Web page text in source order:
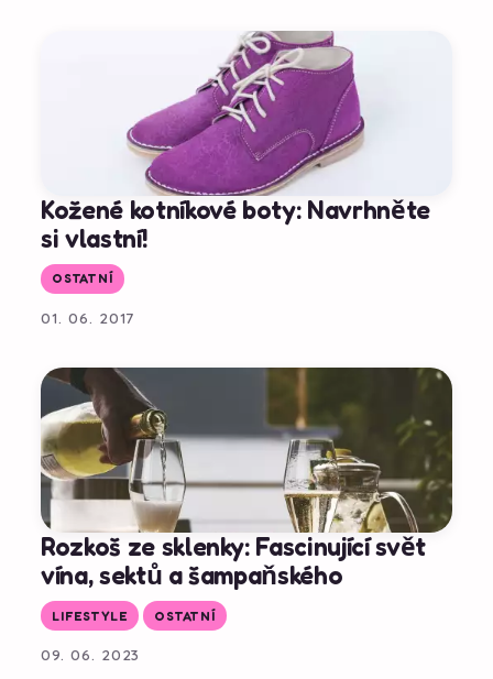
Kožené kotníkové boty: Navrhněte
si vlastní!
OSTATNÍ
01. 06. 2017
Rozkoš ze sklenky: Fascinující svět
vína, sektů a šampaňského
LIFESTYLE OSTATNÍ
09. 06. 2023